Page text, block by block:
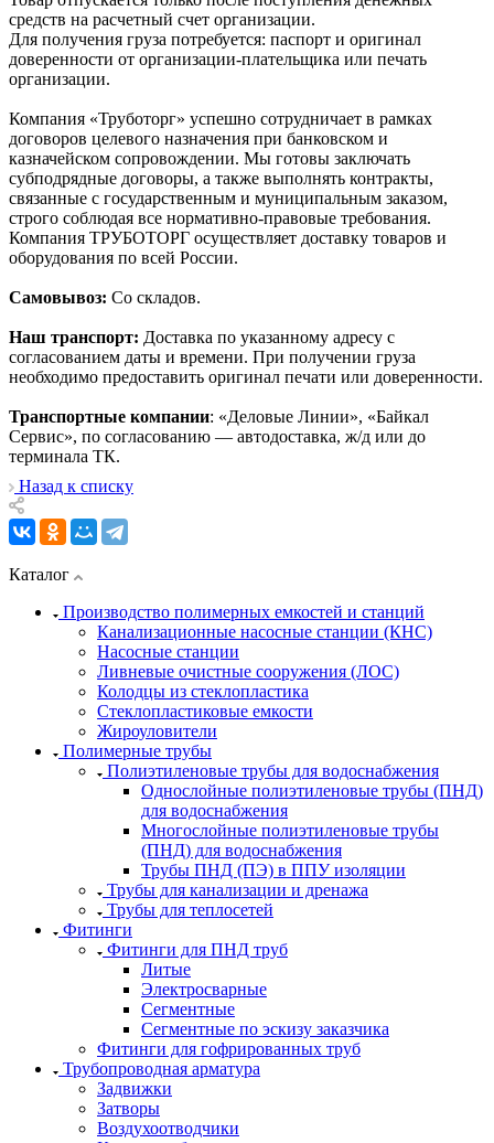
средств на расчетный счет организации.
Для получения груза потребуется: паспорт и оригинал
доверенности от организации-плательщика или печать
организации.
Компания «Труботорг» успешно сотрудничает в рамках
договоров целевого назначения при банковском и
казначейском сопровождении. Мы готовы заключать
субподрядные договоры, а также выполнять контракты,
связанные с государственным и муниципальным заказом,
строго соблюдая все нормативно-правовые требования.
Компания ТРУБОТОРГ осуществляет доставку товаров и
оборудования по всей России.
Самовывоз: Со складов.
Наш транспорт: Доставка по указанному адресу с
согласованием даты и времени. При получении груза
необходимо предоставить оригинал печати или доверенности.
Транспортные компании: «Деловые Линии», «Байкал
Сервис», по согласованию — автодоставка, ж/д или до
терминала ТК.
Назад к списку
Каталог
Производство полимерных емкостей и станций
Канализационные насосные станции (КНС)
Насосные станции
Ливневые очистные сооружения (ЛОС)
Колодцы из стеклопластика
Стеклопластиковые емкости
Жироуловители
Полимерные трубы
Полиэтиленовые трубы для водоснабжения
Однослойные полиэтиленовые трубы (ПНД)
для водоснабжения
Многослойные полиэтиленовые трубы
(ПНД) для водоснабжения
Трубы ПНД (ПЭ) в ППУ изоляции
Трубы для канализации и дренажа
Трубы для теплосетей
Фитинги
Фитинги для ПНД труб
Литые
Электросварные
Сегментные
Сегментные по эскизу заказчика
Фитинги для гофрированных труб
Трубопроводная арматура
Задвижки
Затворы
Воздухоотводчики